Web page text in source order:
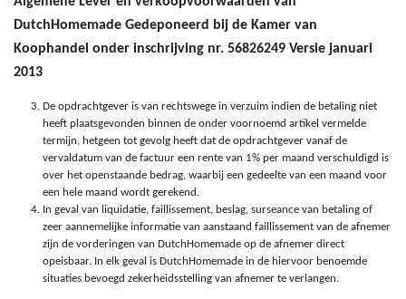
DutchHomemade Gedeponeerd bij de Kamer van
Koophandel onder inschrijving nr. 56826249 Versie januari
2013
De opdrachtgever is van rechtswege in verzuim indien de betaling niet
heeft plaatsgevonden binnen de onder voornoemd artikel vermelde
termijn, hetgeen tot gevolg heeft dat de opdrachtgever vanaf de
vervaldatum van de factuur een rente van 1% per maand verschuldigd is
over het openstaande bedrag, waarbij een gedeelte van een maand voor
een hele maand wordt gerekend.
In geval van liquidatie, faillissement, beslag, surseance van betaling of
zeer aannemelijke informatie van aanstaand faillissement van de afnemer
zijn de vorderingen van DutchHomemade op de afnemer direct
opeisbaar. In elk geval is DutchHomemade in de hiervoor benoemde
situaties bevoegd zekerheidsstelling van afnemer te verlangen.